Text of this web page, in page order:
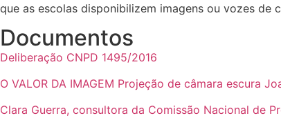
que as escolas disponibilizem imagens ou vozes de
Documentos
Deliberação CNPD 1495/2016
O VALOR DA IMAGEM Projeção de câmara escura
Clara Guerra, consultora da Comissão Nacional de